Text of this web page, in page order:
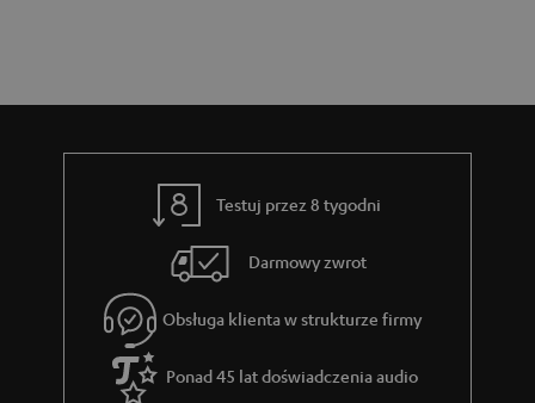
z
a
r
a
e
Testuj przez 8 tygodni
Darmowy zwrot
Obsługa klienta w strukturze firmy
Ponad 45 lat doświadczenia audio